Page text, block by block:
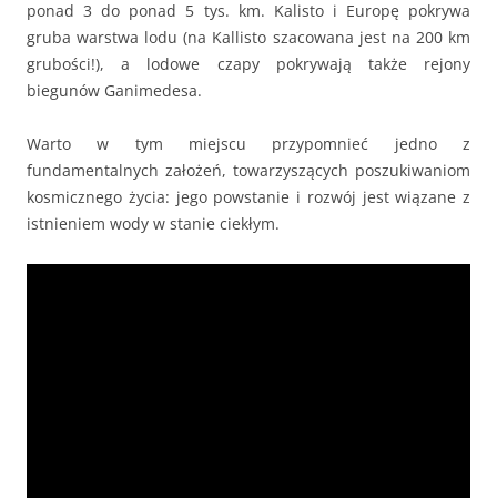
ponad 3 do ponad 5 tys. km. Kalisto i Europę pokrywa
gruba warstwa lodu (na Kallisto szacowana jest na 200 km
grubości!), a lodowe czapy pokrywają także rejony
biegunów Ganimedesa.
Warto w tym miejscu przypomnieć jedno z
fundamentalnych założeń, towarzyszących poszukiwaniom
kosmicznego życia: jego powstanie i rozwój jest wiązane z
istnieniem wody w stanie ciekłym.